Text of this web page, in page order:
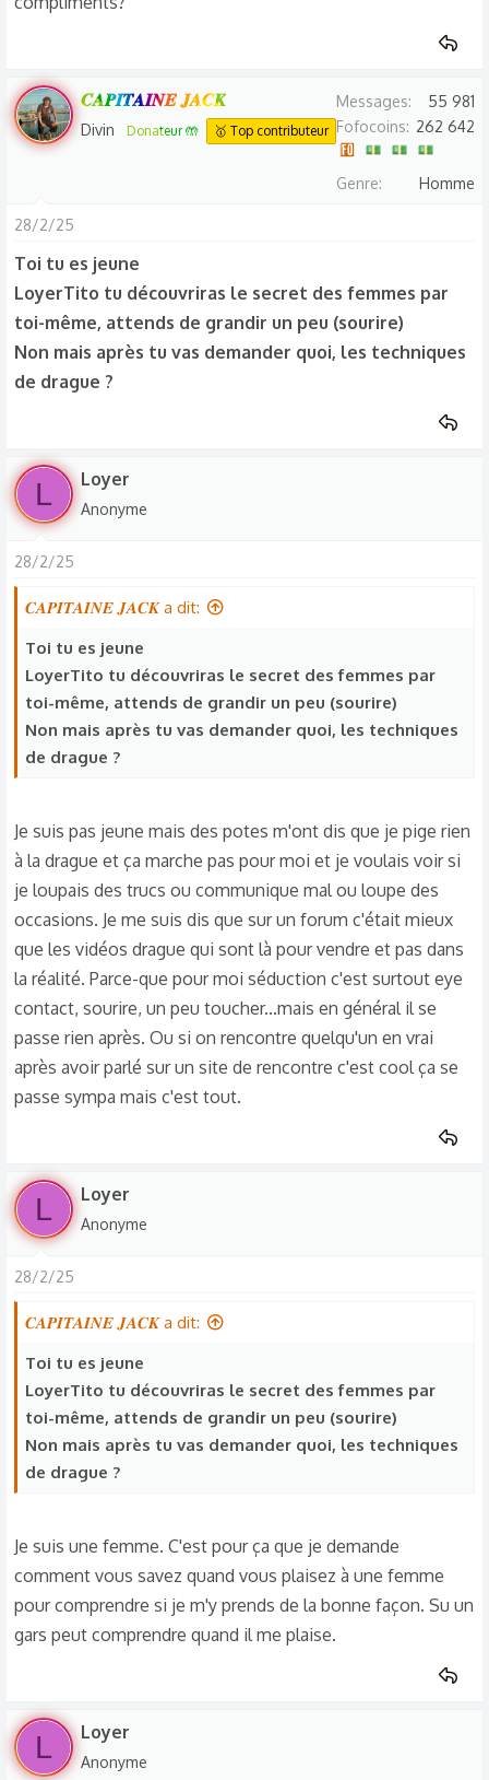
𝑪𝑨𝑷𝑰𝑻𝑨𝑰𝑵𝑬 𝑱𝑨𝑪𝑲
Divin Donateur 🤲 🥇 Top contributeur
Messages
55 981
Fofocoins
262 642
Genre Homme
28/2/25
Toi tu es jeune
LoyerTito tu découvriras le secret des femmes par
toi-même, attends de grandir un peu (sourire)
Non mais après tu vas demander quoi, les techniques
de drague ?
L Loyer
Anonyme
28/2/25
𝑪𝑨𝑷𝑰𝑻𝑨𝑰𝑵𝑬 𝑱𝑨𝑪𝑲 a dit:
Toi tu es jeune
LoyerTito tu découvriras le secret des femmes par
toi-même, attends de grandir un peu (sourire)
Non mais après tu vas demander quoi, les techniques
de drague ?
Je suis pas jeune mais des potes m'ont dis que je pige rien
à la drague et ça marche pas pour moi et je voulais voir si
je loupais des trucs ou communique mal ou loupe des
occasions. Je me suis dis que sur un forum c'était mieux
que les vidéos drague qui sont là pour vendre et pas dans
la réalité. Parce-que pour moi séduction c'est surtout eye
contact, sourire, un peu toucher...mais en général il se
passe rien après. Ou si on rencontre quelqu'un en vrai
après avoir parlé sur un site de rencontre c'est cool ça se
passe sympa mais c'est tout.
L Loyer
Anonyme
28/2/25
𝑪𝑨𝑷𝑰𝑻𝑨𝑰𝑵𝑬 𝑱𝑨𝑪𝑲 a dit:
Toi tu es jeune
LoyerTito tu découvriras le secret des femmes par
toi-même, attends de grandir un peu (sourire)
Non mais après tu vas demander quoi, les techniques
de drague ?
Je suis une femme. C'est pour ça que je demande
comment vous savez quand vous plaisez à une femme
pour comprendre si je m'y prends de la bonne façon. Su un
gars peut comprendre quand il me plaise.
L Loyer
Anonyme